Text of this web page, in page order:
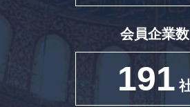
会員企業数
191